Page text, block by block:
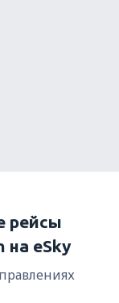
рейсы
на eSky